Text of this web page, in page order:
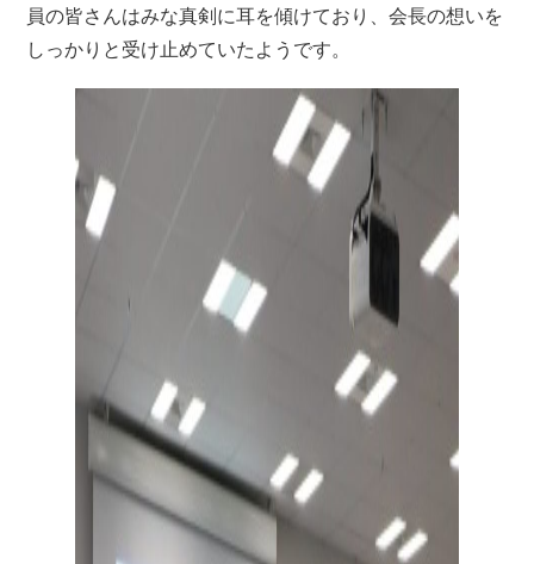
員の皆さんはみな真剣に耳を傾けており、会長の想いを
しっかりと受け止めていたようです。